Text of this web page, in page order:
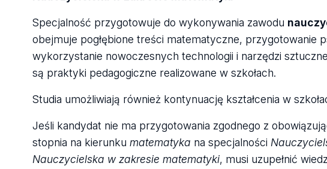
Specjalność przygotowuje do wykonywania zawodu
obejmuje pogłębione treści matematyczne, przygotowanie
wykorzystanie nowoczesnych technologii i narzędzi
są praktyki pedagogiczne realizowane w szkołach.
Studia umożliwiają również kontynuację kształcenia w
Jeśli kandydat nie ma przygotowania zgodnego z
stopnia na kierunku matematyka na specjalności
Nauczycielska w zakresie matematyki, musi uzupełnić